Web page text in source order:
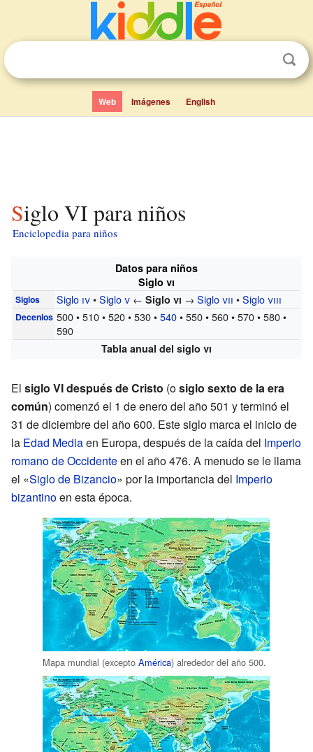
Web Imágenes English
Siglo VI para niños
Enciclopedia para niños
Datos para niños
Siglo vi
Siglos Siglo iv•Siglov ←Siglovi →Siglovii •Sigloviii
Decenios 500 • 510 • 520 • 530 •540• 550 • 560 • 570 • 580 •
590
Tabla anual del siglo vi
El siglo VI después de Cristo (osiglo sexto de la era
común) comenzó el 1 de enero del año 501 y terminó el
31 de diciembre del año 600. Este siglo marca el inicio de
la Edad Mediaen Europa, después de la caída del Imperio
romano de Occidenteen el año 476. A menudo se le llama
el «Siglo de Bizancio» por la importancia del Imperio
bizantinoen esta época.
Mapa mundial (excepto América) alrededor del año 500.